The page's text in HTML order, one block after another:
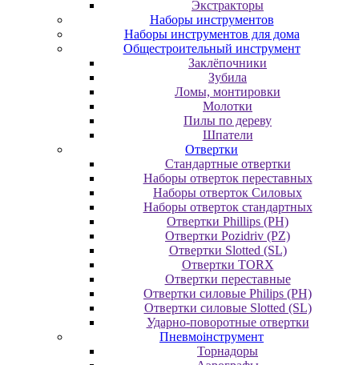
Экcтpaктopы
Наборы инструментов
Наборы инструментов для дома
Общестроительный инструмент
Заклёпочники
Зубила
Ломы, монтировки
Молотки
Пилы по дереву
Шпатели
Отвертки
Cтандартные отвертки
Наборы отверток переставных
Наборы отверток Силовых
Наборы отверток стандартных
Отвертки Phillips (PH)
Отвертки Pozidriv (PZ)
Отвертки Slotted (SL)
Отвертки TORX
Отвертки переставные
Отвертки силовые Philips (PH)
Отвертки силовые Slotted (SL)
Ударно-поворотные отвертки
Пневмоінструмент
Topнaдopы